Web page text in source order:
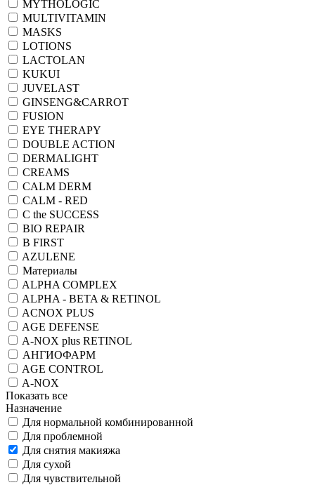
MYTHOLOGIC
MULTIVITAMIN
MASKS
LOTIONS
LACTOLAN
KUKUI
JUVELAST
GINSENG&CARROT
FUSION
EYE THERAPY
DOUBLE ACTION
DERMALIGHT
CREAMS
CALM DERM
CALM - RED
C the SUCCESS
BIO REPAIR
B FIRST
AZULENE
Материалы
ALPHA COMPLEX
ALPHA - BETA & RETINOL
ACNOX PLUS
AGE DEFENSE
A-NOX plus RETINOL
АНГИОФАРМ
AGE CONTROL
A-NOX
Показать все
Назначение
Для нормальной комбинированной
Для проблемной
Для снятия макияжа
Для сухой
Для чувствительной